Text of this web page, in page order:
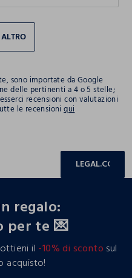
sono importate da Google
delle pertinenti a 4 o 5 stelle;
recensioni con valutazioni
le recensioniqui
regalo:
per te 💌
il -10% di sconto sul
acquisto!